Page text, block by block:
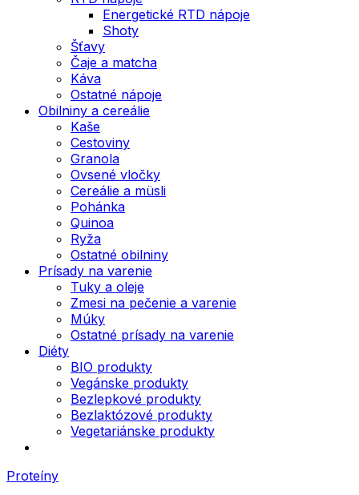
Energetické RTD nápoje
Shoty
Šťavy
Čaje a matcha
Káva
Ostatné nápoje
Obilniny a cereálie
Kaše
Cestoviny
Granola
Ovsené vločky
Cereálie a müsli
Pohánka
Quinoa
Ryža
Ostatné obilniny
Prísady na varenie
Tuky a oleje
Zmesi na pečenie a varenie
Múky
Ostatné prísady na varenie
Diéty
BIO produkty
Vegánske produkty
Bezlepkové produkty
Bezlaktózové produkty
Vegetariánske produkty
Proteíny